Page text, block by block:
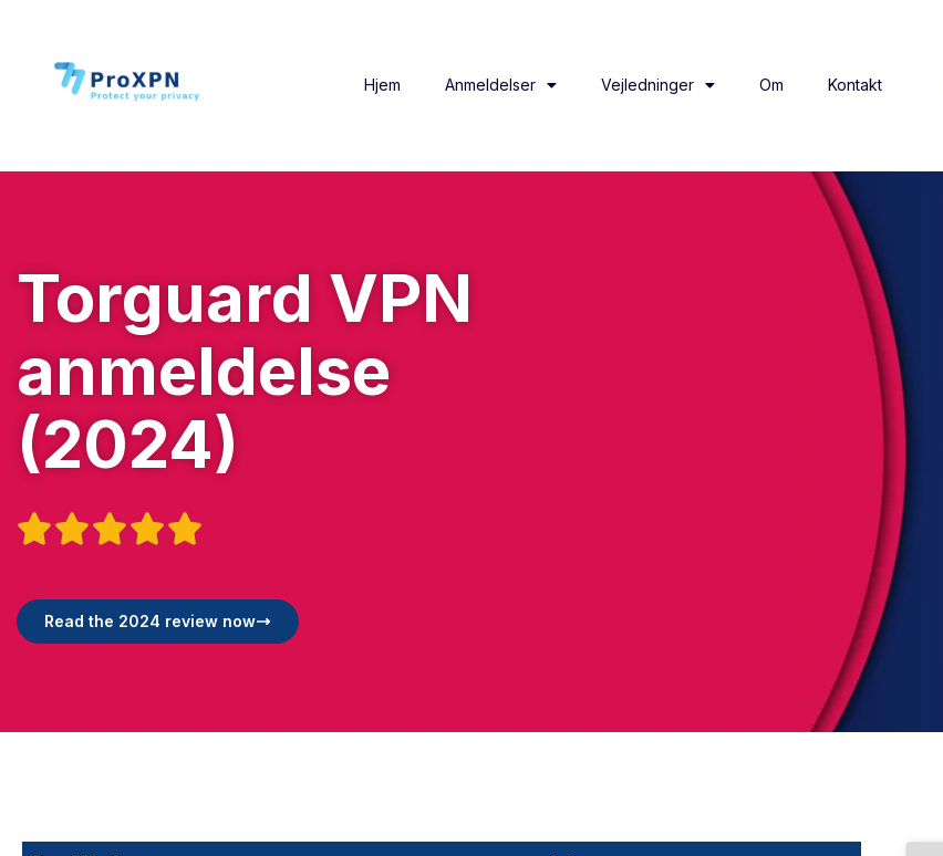
Hjem Anmeldelser Vejledninger Om Kontakt
Torguard VPN
anmeldelse
(2024)

Read the 2024 review now